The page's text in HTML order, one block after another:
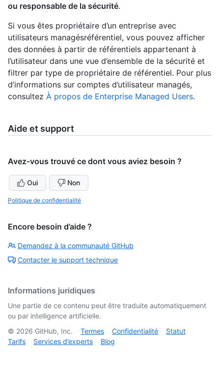
ou responsable de la sécurité.
Si vous êtes propriétaire d’un entreprise avec
utilisateurs managésréférentiel, vous pouvez afficher
des données à partir de référentiels appartenant à
l’utilisateur dans une vue d’ensemble de la sécurité et
filtrer par type de propriétaire de référentiel. Pour plus
d’informations sur comptes d’utilisateur managés,
consultez À propos de Enterprise Managed Users.
Aide et support
Avez-vous trouvé ce dont vous aviez besoin ?
Oui Non
Politique de confidentialité
Encore besoin d’aide ?
Demandez à la communauté GitHub
Contacter le support technique
Informations juridiques
Une partie de ce contenu peut être traduite automatiquement
ou par intelligence artificielle.
© 2026 GitHub, Inc. Termes Confidentialité
Statut
Tarifs
Services d’experts Blog